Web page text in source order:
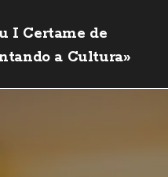
I Certame de
a Cultura»